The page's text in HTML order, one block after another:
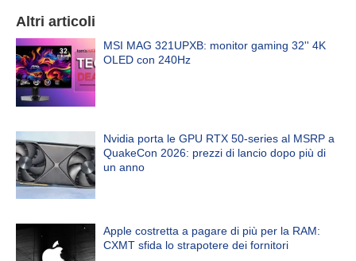
Altri articoli
MSI MAG 321UPXB: monitor gaming 32'' 4K
OLED con 240Hz
Nvidia porta le GPU RTX 50-series al MSRP a
QuakeCon 2026: prezzi di lancio dopo più di
un anno
Apple costretta a pagare di più per la RAM:
CXMT sfida lo strapotere dei fornitori